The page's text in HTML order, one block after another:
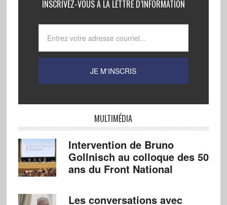
INSCRIVEZ-VOUS À LA LETTRE D’INFORMATION
MULTIMÉDIA
Intervention de Bruno
Gollnisch au colloque des 50
ans du Front National
Les conversations avec